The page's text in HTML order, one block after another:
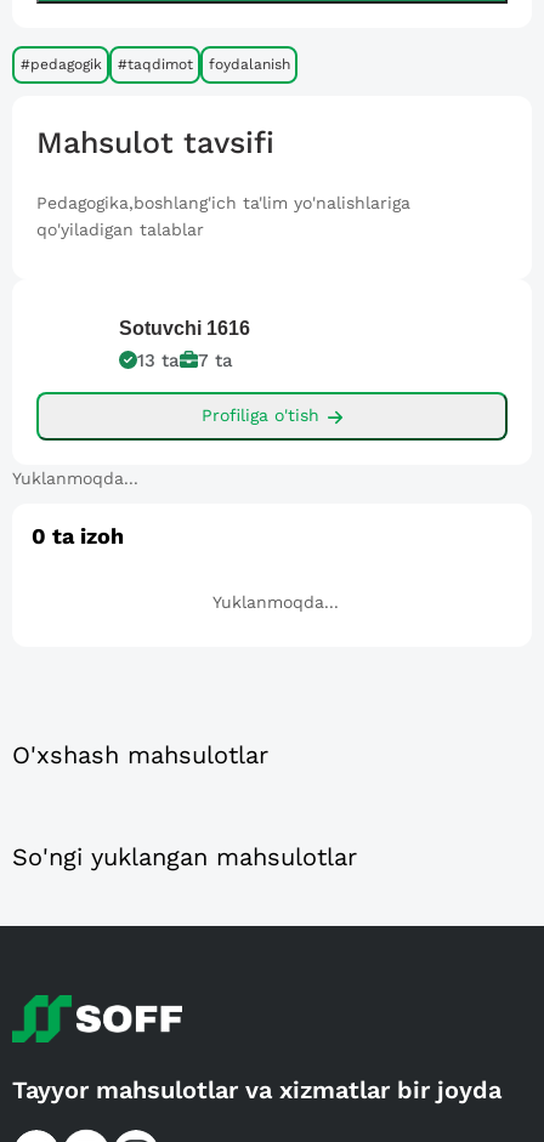
#pedagogik #taqdimot foydalanish
Mahsulot tavsifi
Pedagogika,boshlang'ich ta'lim yo'nalishlariga
qo'yiladigan talablar
Sotuvchi 1616
13 ta 7 ta
Profiliga o'tish
Yuklanmoqda...
0 ta izoh
Yuklanmoqda...
O'xshash mahsulotlar
So'ngi yuklangan mahsulotlar
Tayyor mahsulotlar va xizmatlar bir joyda